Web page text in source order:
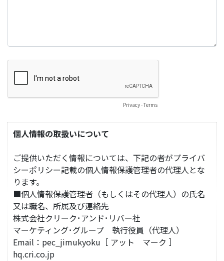
Privacy-Terms
個人情報の取扱いについて
ご提供いただく情報については、下記の者がプライバ
シーポリシー記載の個人情報保護管理者の代理人とな
ります。
■個人情報保護管理者（もしくはその代理人）の氏名
又は職名、所属及び連絡先
株式会社クリーク･アンド･リバー社
マーケティング･グループ 執行役員（代理人）
Email：pec_jimukyoku［ アット マーク ］
hq.cri.co.jp